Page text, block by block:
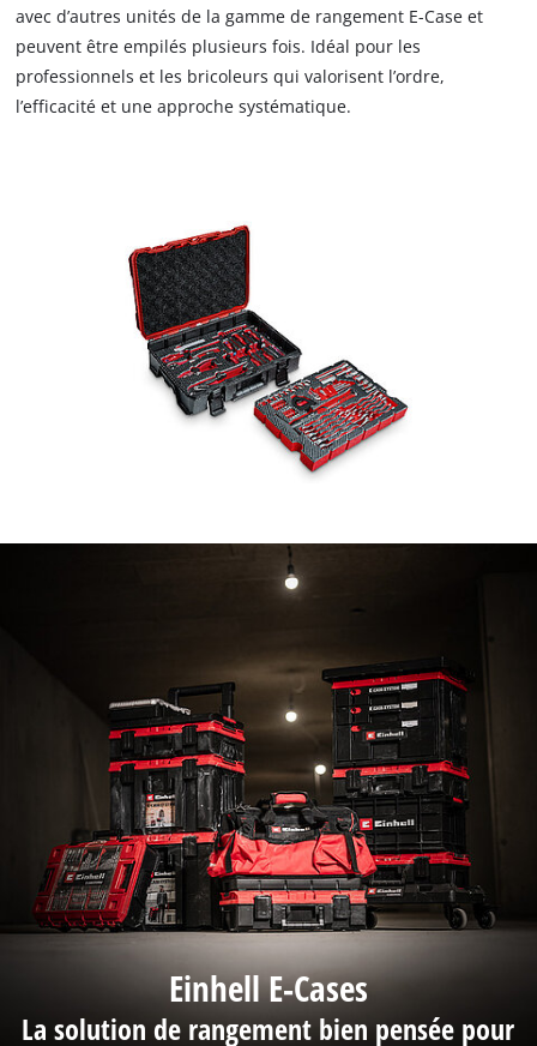
avec d’autres unités de la gamme de rangement E-Case et
peuvent être empilés plusieurs fois. Idéal pour les
professionnels et les bricoleurs qui valorisent l’ordre,
l’efficacité et une approche systématique.
Einhell E-Cases
La solution de rangement bien pensée pour